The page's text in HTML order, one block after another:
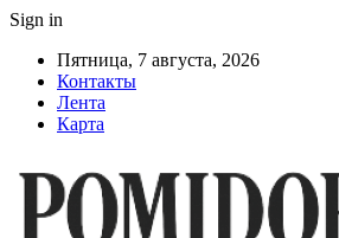
Sign in
Пятница, 7 августа, 2026
Контакты
Лента
Карта